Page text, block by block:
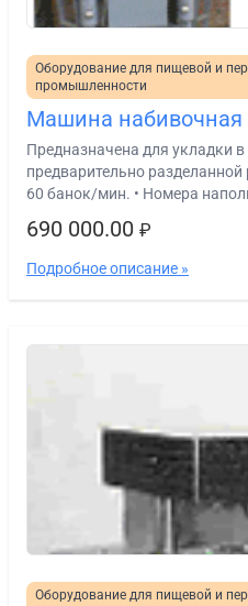
Оборудование для пищевой и
промышленности
Машина
Предназначена для укладки
предварительно
60 банок/мин. • Номера
690 000.00 ₽
Подробное описание »
Оборудование для пищевой и